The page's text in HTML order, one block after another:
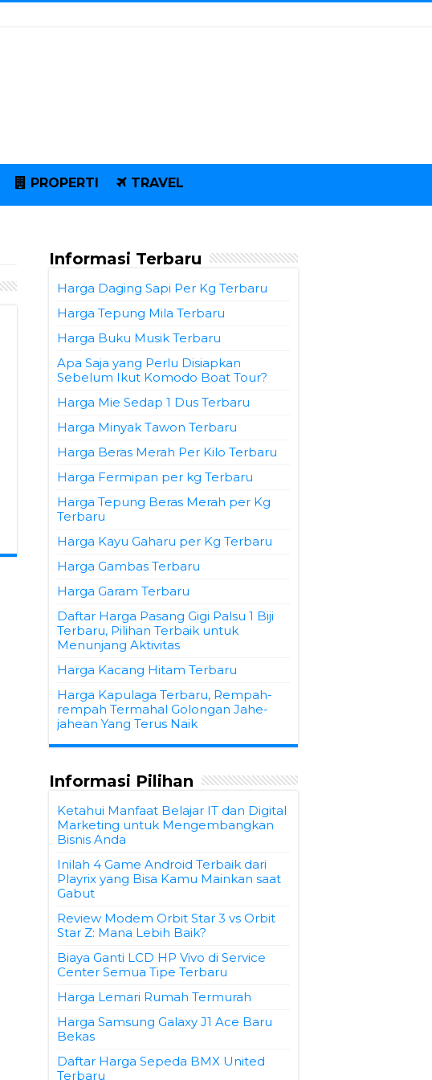
PROPERTI TRAVEL
Informasi Terbaru
Harga Daging Sapi Per Kg Terbaru
Harga Tepung Mila Terbaru
Harga Buku Musik Terbaru
Apa Saja yang Perlu Disiapkan
Sebelum Ikut Komodo Boat Tour?
Harga Mie Sedap 1 Dus Terbaru
Harga Minyak Tawon Terbaru
Harga Beras Merah Per Kilo Terbaru
Harga Fermipan per kg Terbaru
Harga Tepung Beras Merah per Kg
Terbaru
Harga Kayu Gaharu per Kg Terbaru
Harga Gambas Terbaru
Harga Garam Terbaru
Daftar Harga Pasang Gigi Palsu 1 Biji
Terbaru, Pilihan Terbaik untuk
Menunjang Aktivitas
Harga Kacang Hitam Terbaru
Harga Kapulaga Terbaru, Rempah-
rempah Termahal Golongan Jahe-
jahean Yang Terus Naik
Informasi Pilihan
Ketahui Manfaat Belajar IT dan Digital
Marketing untuk Mengembangkan
Bisnis Anda
Inilah 4 Game Android Terbaik dari
Playrix yang Bisa Kamu Mainkan saat
Gabut
Review Modem Orbit Star 3 vs Orbit
Star Z: Mana Lebih Baik?
Biaya Ganti LCD HP Vivo di Service
Center Semua Tipe Terbaru
Harga Lemari Rumah Termurah
Harga Samsung Galaxy J1 Ace Baru
Bekas
Daftar Harga Sepeda BMX United
Terbaru